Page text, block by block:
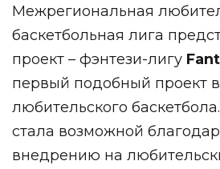
Межрегиональная
баскетбольная лига
проект – фэнтези-лигу
первый подобный проект
любительского
стала возможной
внедрению на